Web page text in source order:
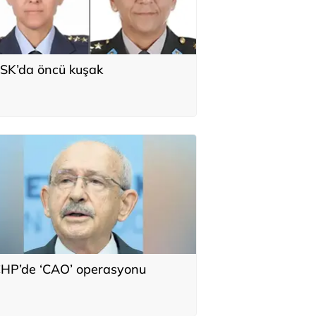
öncü kuşak
‘CAO’ operasyonu